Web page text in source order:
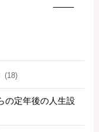
(18)
の定年後の人生設